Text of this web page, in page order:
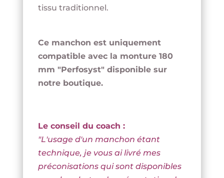
tissu traditionnel.
Ce manchon est uniquement
compatible avec la monture 180
mm "Perfosyst" disponible sur
notre boutique.
Le conseil du coach :
"L'usage d'un manchon étant
technique, je vous ai livré mes
préconisations qui sont disponibles